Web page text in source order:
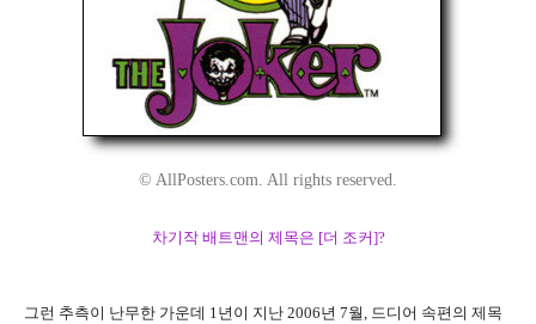
© AllPosters.com. All rights reserved.
차기작 배트맨의 제목은 [더 조커]?
그런 추측이 난무한 가운데 1년이 지난 2006년 7월, 드디어 속편의 제목